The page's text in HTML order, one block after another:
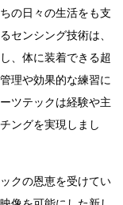
の日々の生活をも支
センシング技術は、
、体に装着できる超
理や効果的な練習に
ツテックは経験や主
ングを実現しまし
クの恩恵を受けてい